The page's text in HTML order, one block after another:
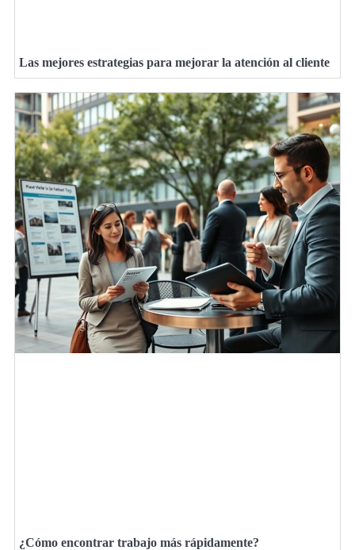
Las mejores estrategias para mejorar la atención al cliente
¿Cómo encontrar trabajo más rápidamente?